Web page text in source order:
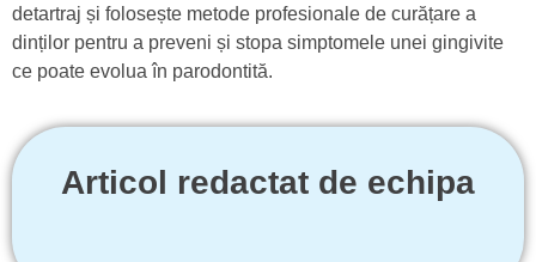
detartraj și folosește metode profesionale de curățare a
dinților pentru a preveni și stopa simptomele unei gingivite
ce poate evolua în parodontită.
Articol redactat de echipa